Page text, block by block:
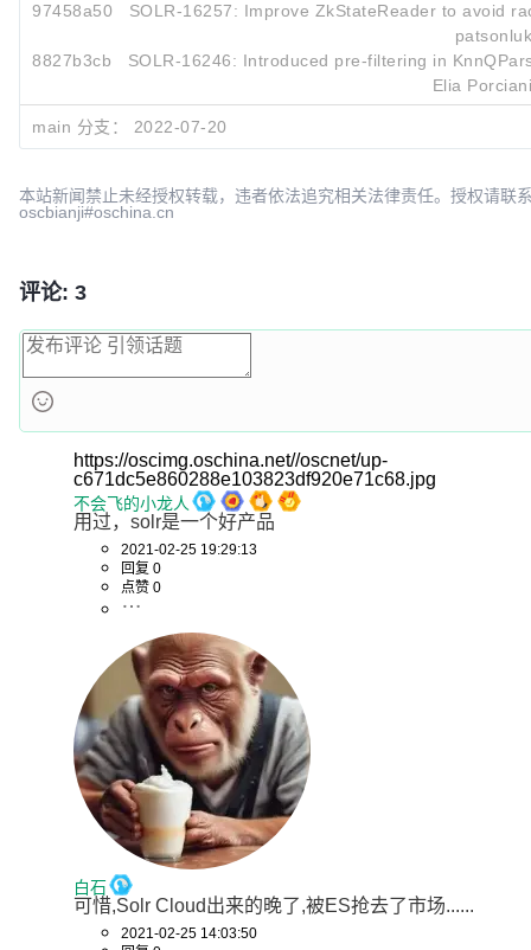
97458a50
SOLR-16257: Improve ZkStateReader to avoid
patsonluk
8827b3cb
SOLR-16246: Introduced pre-filtering in
Elia Porciani
a34f9c92
SOLR-15242: Consolidate README.md with solr/
main 分支： 2022-07-20
本站新闻禁止未经授权转载，违者依法追究相关法律责任。授权请联
oscbianji#oschina.cn
评论: 3
https://oscimg.oschina.net//oscnet/up-
c671dc5e860288e103823df920e71c68.jpg
不会飞的小龙人
用过，solr是一个好产品
2021-02-25 19:29:13
回复 0
点赞 0
白石
可惜,Solr Cloud出来的晚了,被ES抢去了市场......
2021-02-25 14:03:50